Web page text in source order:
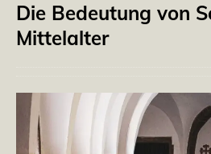
Die Bedeutung von
Mittelalter